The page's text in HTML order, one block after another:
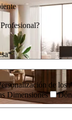
de los
Dimensiones